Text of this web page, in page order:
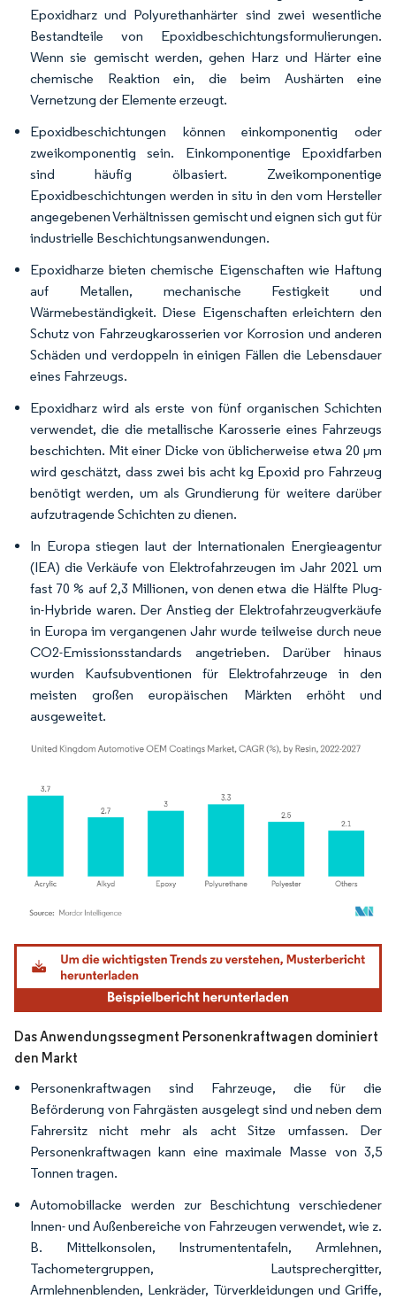
Epoxidharz und Polyurethanhärter sind zwei wesentliche
Bestandteile von Epoxidbeschichtungsformulierungen.
Wenn sie gemischt werden, gehen Harz und Härter eine
chemische Reaktion ein, die beim Aushärten eine
Vernetzung der Elemente erzeugt.
Epoxidbeschichtungen können einkomponentig oder
zweikomponentig sein. Einkomponentige Epoxidfarben
sind häufig ölbasiert. Zweikomponentige
Epoxidbeschichtungen werden in situ in den vom Hersteller
angegebenen Verhältnissen gemischt und eignen sich gut für
industrielle Beschichtungsanwendungen.
Epoxidharze bieten chemische Eigenschaften wie Haftung
auf Metallen, mechanische Festigkeit und
Wärmebeständigkeit. Diese Eigenschaften erleichtern den
Schutz von Fahrzeugkarosserien vor Korrosion und anderen
Schäden und verdoppeln in einigen Fällen die Lebensdauer
eines Fahrzeugs.
Epoxidharz wird als erste von fünf organischen Schichten
verwendet, die die metallische Karosserie eines Fahrzeugs
beschichten. Mit einer Dicke von üblicherweise etwa 20 μm
wird geschätzt, dass zwei bis acht kg Epoxid pro Fahrzeug
benötigt werden, um als Grundierung für weitere darüber
aufzutragende Schichten zu dienen.
In Europa stiegen laut der Internationalen Energieagentur
(IEA) die Verkäufe von Elektrofahrzeugen im Jahr 2021 um
fast 70 % auf 2,3 Millionen, von denen etwa die Hälfte Plug-
in-Hybride waren. Der Anstieg der Elektrofahrzeugverkäufe
in Europa im vergangenen Jahr wurde teilweise durch neue
CO2-Emissionsstandards angetrieben. Darüber hinaus
wurden Kaufsubventionen für Elektrofahrzeuge in den
meisten großen europäischen Märkten erhöht und
ausgeweitet.
Bild © Mordor Intelligence. Wiederverwendung erfordert Namensnennung gemäß
Das Anwendungssegment Personenkraftwagen dominiert
den Markt
Personenkraftwagen sind Fahrzeuge, die für die
Beförderung von Fahrgästen ausgelegt sind und neben dem
Fahrersitz nicht mehr als acht Sitze umfassen. Der
Personenkraftwagen kann eine maximale Masse von 3,5
Tonnen tragen.
Automobillacke werden zur Beschichtung verschiedener
Innen- und Außenbereiche von Fahrzeugen verwendet, wie z.
B. Mittelkonsolen, Instrumententafeln, Armlehnen,
Tachometergruppen, Lautsprechergitter,
Armlehnenblenden, Lenkräder, Türverkleidungen und Griffe,